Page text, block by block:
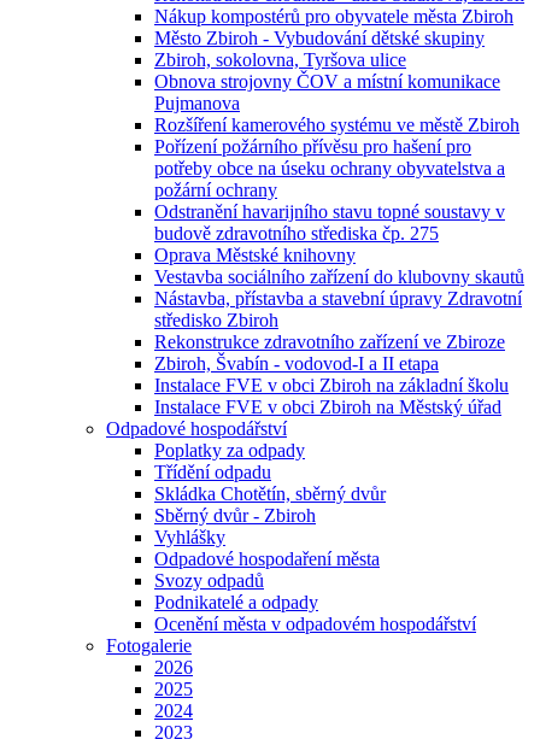
Nákup kompostérů pro obyvatele města Zbiroh
Město Zbiroh - Vybudování dětské skupiny
Zbiroh, sokolovna, Tyršova ulice
Obnova strojovny ČOV a místní komunikace
Pujmanova
Rozšíření kamerového systému ve městě Zbiroh
Pořízení požárního přívěsu pro hašení pro
potřeby obce na úseku ochrany obyvatelstva a
požární ochrany
Odstranění havarijního stavu topné soustavy v
budově zdravotního střediska čp. 275
Oprava Městské knihovny
Vestavba sociálního zařízení do klubovny skautů
Nástavba, přístavba a stavební úpravy Zdravotní
středisko Zbiroh
Rekonstrukce zdravotního zařízení ve Zbiroze
Zbiroh, Švabín - vodovod-I a II etapa
Instalace FVE v obci Zbiroh na základní školu
Instalace FVE v obci Zbiroh na Městský úřad
Odpadové hospodářství
Poplatky za odpady
Třídění odpadu
Skládka Chotětín, sběrný dvůr
Sběrný dvůr - Zbiroh
Vyhlášky
Odpadové hospodaření města
Svozy odpadů
Podnikatelé a odpady
Ocenění města v odpadovém hospodářství
Fotogalerie
2026
2025
2024
2023